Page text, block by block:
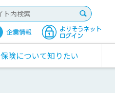
保険について知りたい